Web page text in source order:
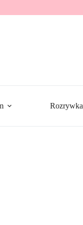
Rozrywka